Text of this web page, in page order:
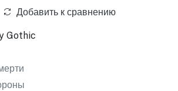
Добавить к сравнению
Gothic